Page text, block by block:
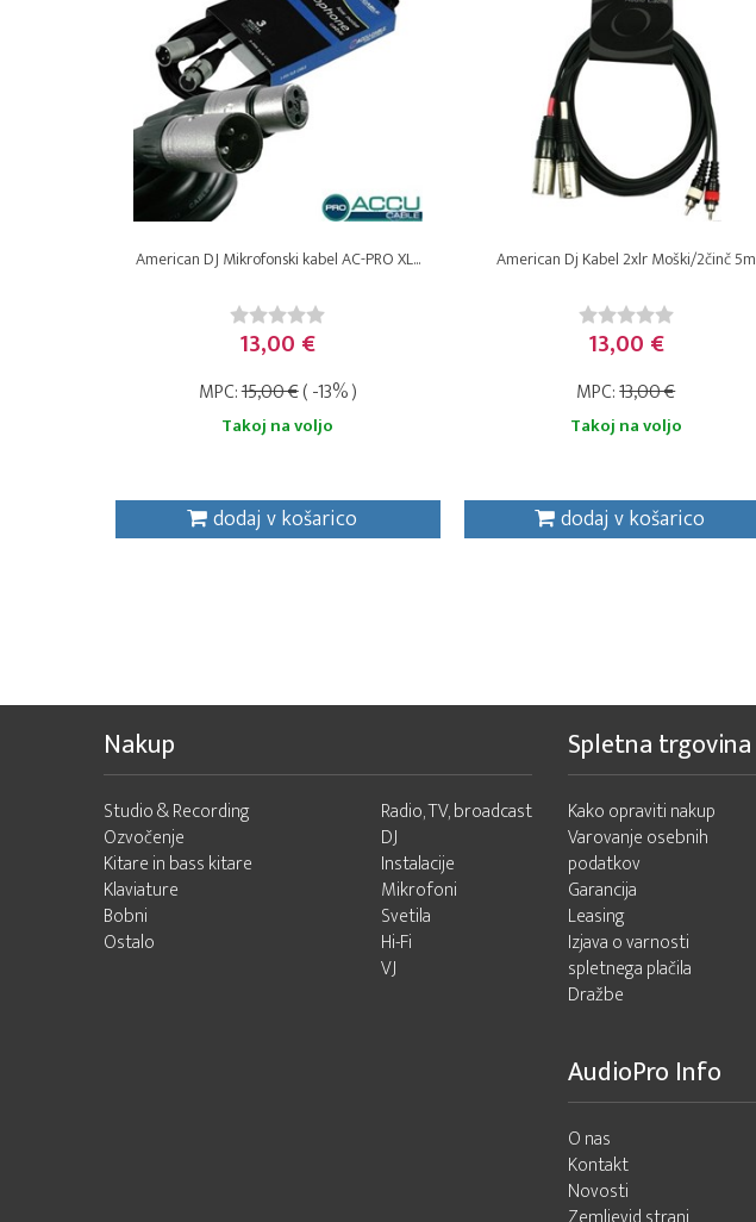
American DJ Mikrofonski kabel AC-PRO XL...
13,00 €
MPC:15,00 €( -13% )
Takoj na voljo
dodaj v košarico
American Dj Kabel 2xlr Moški/2činč 5m
13,00 €
MPC:13,00 €
Takoj na voljo
dodaj v košarico
Nakup
Studio & Recording
Ozvočenje
Kitare in bass kitare
Klaviature
Bobni
Ostalo
Radio, TV, broadcast
DJ
Instalacije
Mikrofoni
Svetila
Hi-Fi
VJ
Spletna trgovina
Kako opraviti nakup
Varovanje osebnih
podatkov
Garancija
Leasing
Izjava o varnosti
spletnega plačila
Dražbe
AudioPro Info
O nas
Kontakt
Novosti